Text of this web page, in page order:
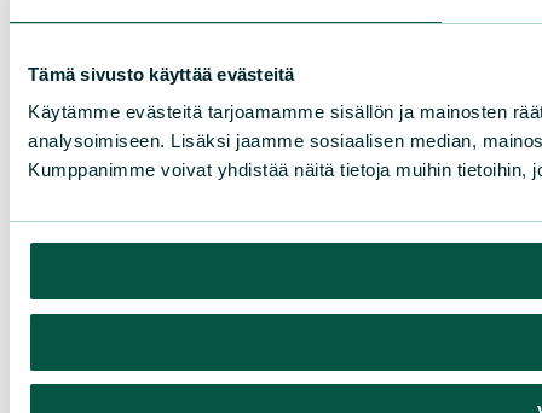
Tämä sivusto käyttää evästeitä
Käytämme evästeitä tarjoamamme sisällön ja mainosten
analysoimiseen. Lisäksi jaamme sosiaalisen median,
Kumppanimme voivat yhdistää näitä tietoja muihin tietoihin,